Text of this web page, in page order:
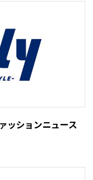
ッションニュース